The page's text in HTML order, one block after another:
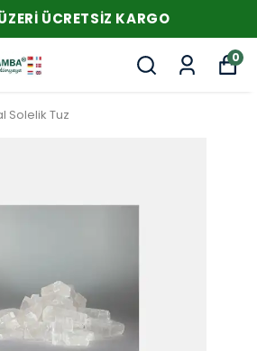
ÜCRETSIZ KARGO
0
Solelik Tuz